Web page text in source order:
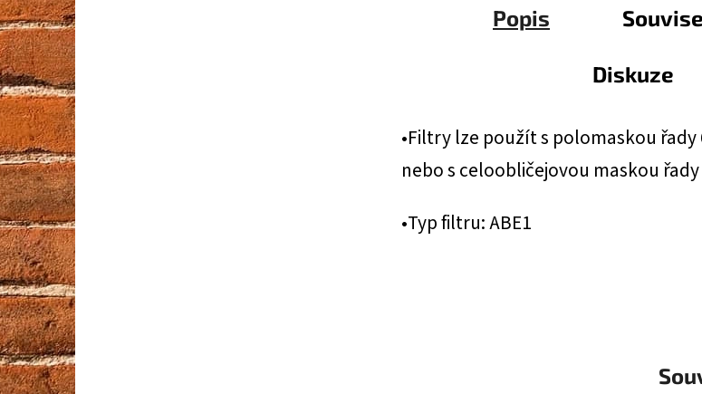
Popis
Diskuze
•Filtry lze použít s polomaskou řady
nebo s celoobličejovou maskou řady
•Typ filtru: ABE1